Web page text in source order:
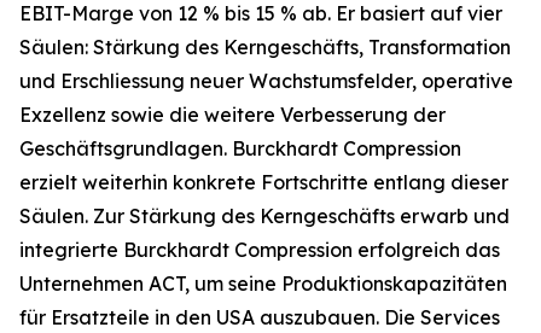
EBIT-Marge von 12 % bis 15 % ab. Er basiert auf vier
Säulen: Stärkung des Kerngeschäfts, Transformation
und Erschliessung neuer Wachstumsfelder, operative
Exzellenz sowie die weitere Verbesserung der
Geschäftsgrundlagen. Burckhardt Compression
erzielt weiterhin konkrete Fortschritte entlang dieser
Säulen. Zur Stärkung des Kerngeschäfts erwarb und
integrierte Burckhardt Compression erfolgreich das
Unternehmen ACT, um seine Produktionskapazitäten
für Ersatzteile in den USA auszubauen. Die Services